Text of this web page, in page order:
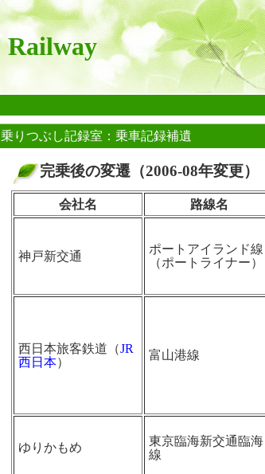
Railway
乗りつぶし記録室：乗車記録補遺
完乗後の変遷（2006-08年変更）
会社名 路線名
神戸新交通
ポートアイランド線
（ポートライナー）
西日本旅客鉄道（JR
西日本）
富山港線
ゆりかもめ
東京臨海新交通臨海
線